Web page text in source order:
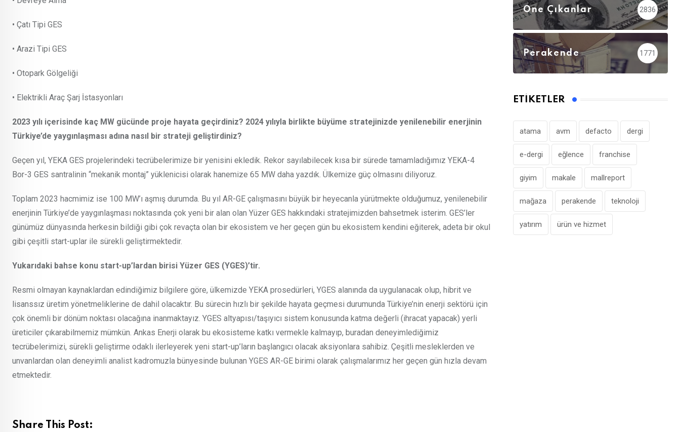
• Çatı Tipi GES
• Arazi Tipi GES
• Otopark Gölgeliği
• Elektrikli Araç Şarj İstasyonları
2023 yılı içerisinde kaç MW gücünde proje hayata geçirdiniz? 2024 yılıyla birlikte büyüme stratejinizde yenilenebilir enerjinin
Türkiye’de yaygınlaşması adına nasıl bir strateji geliştirdiniz?
Geçen yıl, YEKA GES projelerindeki tecrübelerimize bir yenisini ekledik. Rekor sayılabilecek kısa bir sürede tamamladığımız YEKA-4
Bor-3 GES santralinin “mekanik montaj” yüklenicisi olarak hanemize 65 MW daha yazdık. Ülkemize güç olmasını diliyoruz.
Toplam 2023 hacmimiz ise 100 MW’ı aşmış durumda. Bu yıl AR-GE çalışmasını büyük bir heyecanla yürütmekte olduğumuz, yenilenebilir
enerjinin Türkiye’de yaygınlaşması noktasında çok yeni bir alan olan Yüzer GES hakkındaki stratejimizden bahsetmek isterim. GES’ler
günümüz dünyasında herkesin bildiği gibi çok revaçta olan bir ekosistem ve her geçen gün bu ekosistem kendini eğiterek, adeta bir okul
gibi çeşitli start-uplar ile sürekli geliştirmektedir.
Yukarıdaki bahse konu start-up’lardan birisi Yüzer GES (YGES)’tir.
Resmi olmayan kaynaklardan edindiğimiz bilgilere göre, ülkemizde YEKA prosedürleri, YGES alanında da uygulanacak olup, hibrit ve
lisanssız üretim yönetmeliklerine de dahil olacaktır. Bu sürecin hızlı bir şekilde hayata geçmesi durumunda Türkiye’nin enerji sektörü için
çok önemli bir dönüm noktası olacağına inanmaktayız. YGES altyapısı/taşıyıcı sistem konusunda katma değerli (ihracat yapacak) yerli
üreticiler çıkarabilmemiz mümkün. Ankas Enerji olarak bu ekosisteme katkı vermekle kalmayıp, buradan deneyimlediğimiz
tecrübelerimizi, sürekli geliştirme odaklı ilerleyerek yeni start-up’ların başlangıcı olacak aksiyonlara sahibiz. Çeşitli mesleklerden ve
unvanlardan olan deneyimli analist kadromuzla bünyesinde bulunan YGES AR-GE birimi olarak çalışmalarımız her geçen gün hızla devam
etmektedir.
Share This Post:
Öne Çıkanlar 2836
Perakende 1771
ETIKETLER
atama avm defacto dergi
e-dergi eğlence franchise
giyim makale mallreport
mağaza perakende teknoloji
yatırım ürün ve hizmet